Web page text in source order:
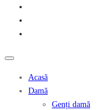
Acasă
Damă
Genți damă